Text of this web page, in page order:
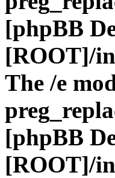
[phpBB
[ROOT]/
The /e
[phpBB
[ROOT]/